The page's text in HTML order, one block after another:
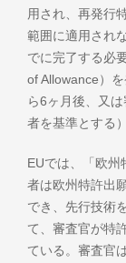
用され、再発行
範囲に適用され
でに完了する必
of Allowance）
ら6ヶ月後、又
者を基準とする）
EUでは、「欧州
者は欧州特許出
でき、先行技術
て、審査官が特
ている。審査官